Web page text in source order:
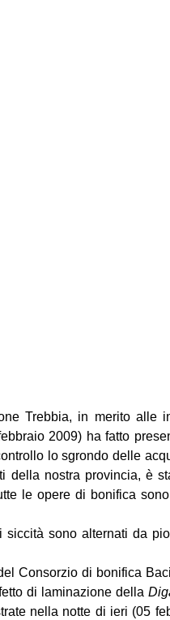
Trebbia, in merito alle
2009) ha fatto
lo sgrondo delle
nostra provincia, è
le opere di bonifica
sono alternati da
Consorzio di bonifica
di laminazione della
nella notte di ieri (05